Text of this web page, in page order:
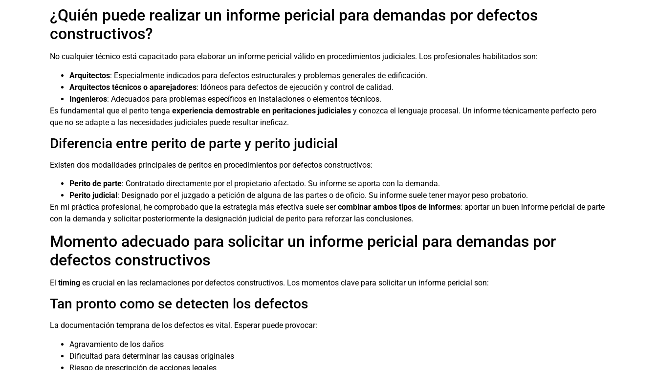
¿Quién puede realizar un informe pericial para demandas por defectos
constructivos?
No cualquier técnico está capacitado para elaborar un informe pericial válido en procedimientos judiciales. Los profesionales habilitados son:
Arquitectos: Especialmente indicados para defectos estructurales y problemas generales de edificación.
Arquitectos técnicos o aparejadores: Idóneos para defectos de ejecución y control de calidad.
Ingenieros: Adecuados para problemas específicos en instalaciones o elementos técnicos.
Es fundamental que el perito tenga experiencia demostrable en peritaciones judiciales y conozca el lenguaje procesal. Un informe técnicamente perfecto pero
que no se adapte a las necesidades judiciales puede resultar ineficaz.
Diferencia entre perito de parte y perito judicial
Existen dos modalidades principales de peritos en procedimientos por defectos constructivos:
Perito de parte: Contratado directamente por el propietario afectado. Su informe se aporta con la demanda.
Perito judicial : Designado por el juzgado a petición de alguna de las partes o de oficio. Su informe suele tener mayor peso probatorio.
En mi práctica profesional, he comprobado que la estrategia más efectiva suele sercombinar ambos tipos de informes: aportar un buen informe pericial de parte
con la demanda y solicitar posteriormente la designación judicial de perito para reforzar las conclusiones.
Momento adecuado para solicitar un informe pericial para demandas por
defectos constructivos
El timing es crucial en las reclamaciones por defectos constructivos. Los momentos clave para solicitar un informe pericial son:
Tan pronto como se detecten los defectos
La documentación temprana de los defectos es vital. Esperar puede provocar:
Agravamiento de los daños
Dificultad para determinar las causas originales
Riesgo de prescripción de acciones legales